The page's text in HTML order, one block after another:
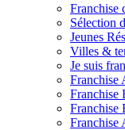
Franchise
Sélection
Jeunes
Villes &
Je suis
Franchise
Franchise
Franchise
Franchise